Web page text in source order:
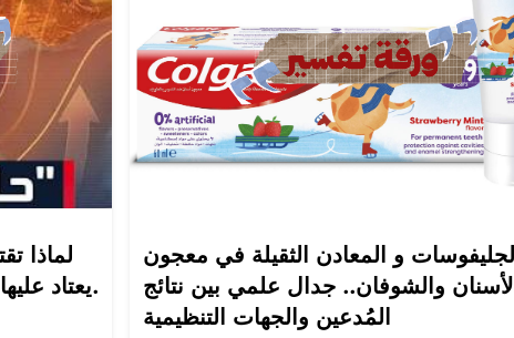
لماذا
يعتاد عليها آخرون في الدول العربية مثل مصر.
الجليفوسات و المعادن الثقيلة في معجون
الأسنان والشوفان.. جدال علمي بين نتائج
المُدعين والجهات التنظيمية